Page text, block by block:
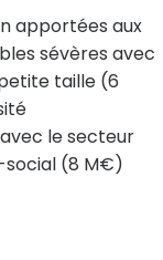
apportées aux
sévères avec
taille (6
le secteur
(8 M€)